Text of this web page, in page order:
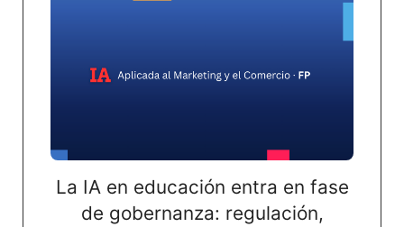
La IA en educación entra en fase
de gobernanza: regulación,